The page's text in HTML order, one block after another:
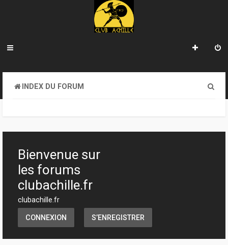
INDEX DU FORUM
h
Bienvenue sur
les forums
clubachille.fr
clubachille.fr
CONNEXION S’ENREGISTRER